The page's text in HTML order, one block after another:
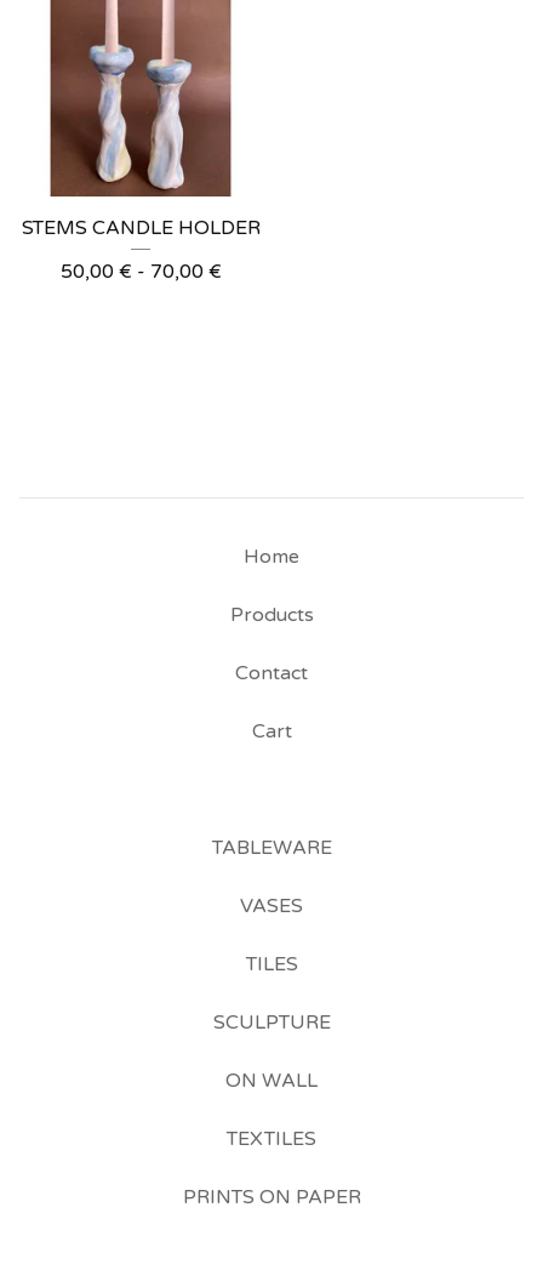
STEMS CANDLE HOLDER
50,00 € - 70,00 €
Home
Products
Contact
Cart
TABLEWARE
VASES
TILES
SCULPTURE
ON WALL
TEXTILES
PRINTS ON PAPER